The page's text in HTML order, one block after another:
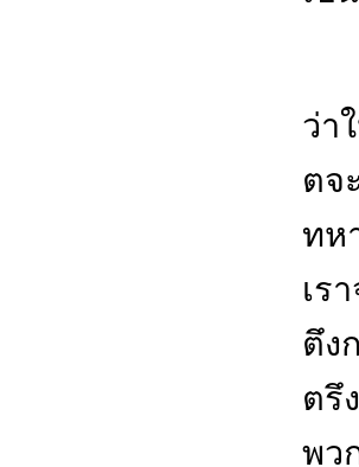
ข้
ว่า
ตจ
ทห
เร
ตึง
ตรึ
พว